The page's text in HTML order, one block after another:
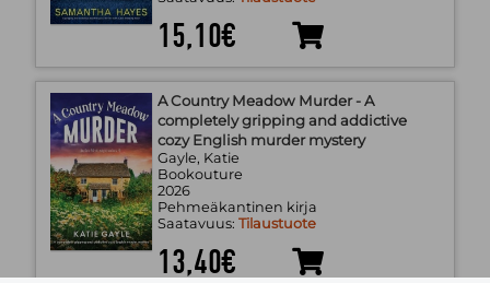
15,10€
A Country Meadow Murder - A
completely gripping and addictive
cozy English murder mystery
Gayle, Katie
Bookouture
2026
Pehmeäkantinen kirja
Saatavuus: Tilaustuote
13,40€